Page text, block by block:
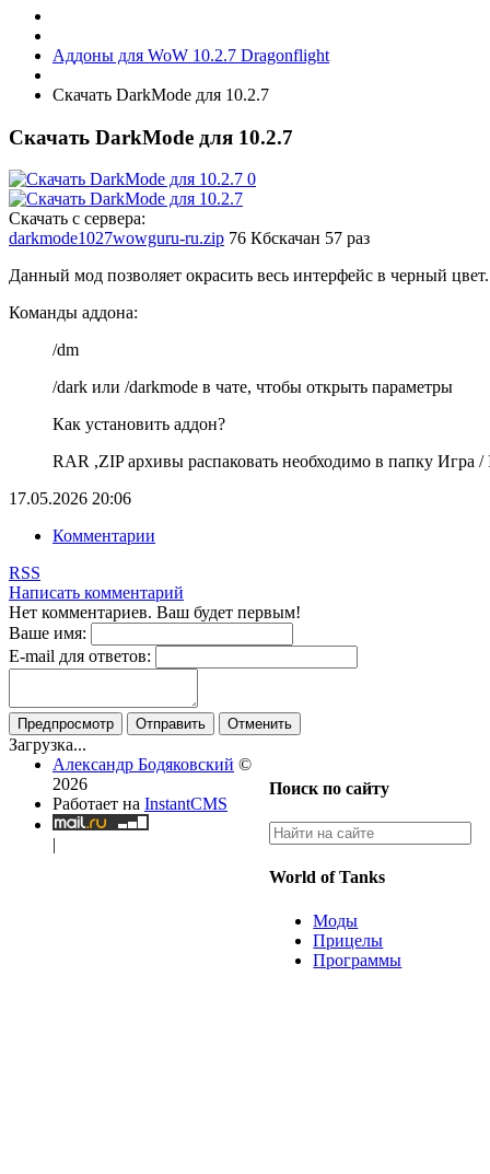
Аддоны для WoW 10.2.7 Dragonflight
Скачать DarkMode для 10.2.7
Скачать DarkMode для 10.2.7
Скачать с сервера:
darkmode1027wowguru-ru.zip 76 Кбскачан 57 раз
Данный мод позволяет окрасить весь интерфейс в черный цвет.
Команды аддона:
/dm
/dark или /darkmode в чате, чтобы открыть параметры
Как установить аддон?
RAR ,ZIP архивы распаковать необходимо в папку Игра /
17.05.2026 20:06
Комментарии
RSS
Написать комментарий
Нет комментариев. Ваш будет первым!
Ваше имя:
E-mail для ответов:
Предпросмотр Отправить Отменить
Загрузка...
Поиск по сайту
World of Tanks
Моды
Прицелы
Программы
Александр Бодяковский ©
2026
Работает на InstantCMS
|